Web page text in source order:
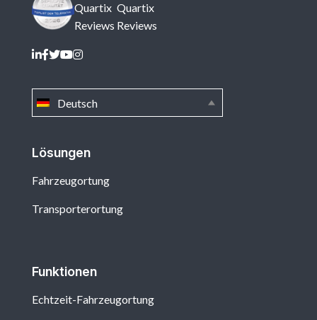
Lösungen
Fahrzeugortung
Transporterortung
Funktionen
Echtzeit-Fahrzeugortung
Deutsch
Quartix
Reviews
Quartix
Reviews